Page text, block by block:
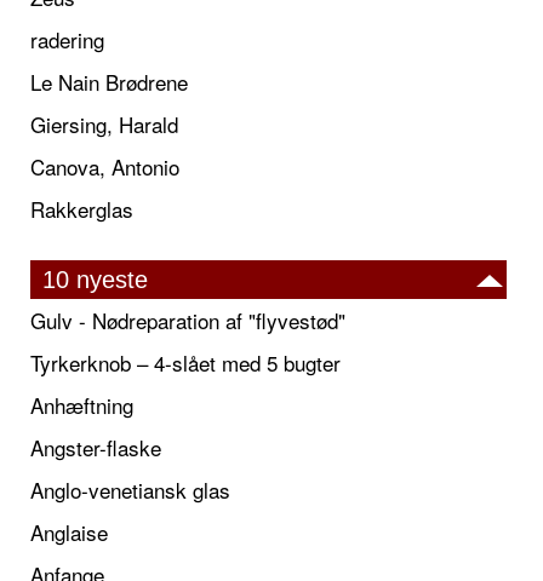
radering
Le Nain Brødrene
Giersing, Harald
Canova, Antonio
Rakkerglas
10 nyeste
Gulv - Nødreparation af "flyvestød"
Tyrkerknob – 4-slået med 5 bugter
Anhæftning
Angster-flaske
Anglo-venetiansk glas
Anglaise
Anfange